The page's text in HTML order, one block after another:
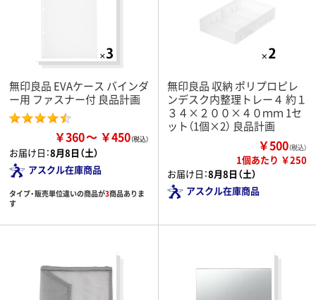
無印良品 EVAケース バインダ
ー用 ファスナー付 良品計画
￥360 ￥450
お届け日：8月8日（土）
アスクル在庫商品
タイプ・販売単位違いの商品が3商品ありま
す
無印良品 収納 ポリプロピレ
ンデスク内整理トレー４ 約１
３４×２００×４０ｍｍ 1セ
ット（1個×2） 良品計画
￥500（税込）
1個あたり ￥250
お届け日：8月8日（土）
アスクル在庫商品